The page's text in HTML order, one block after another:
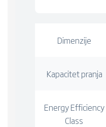
Dimenzije
Kapacitet pranja
Energy Efficiency
Class